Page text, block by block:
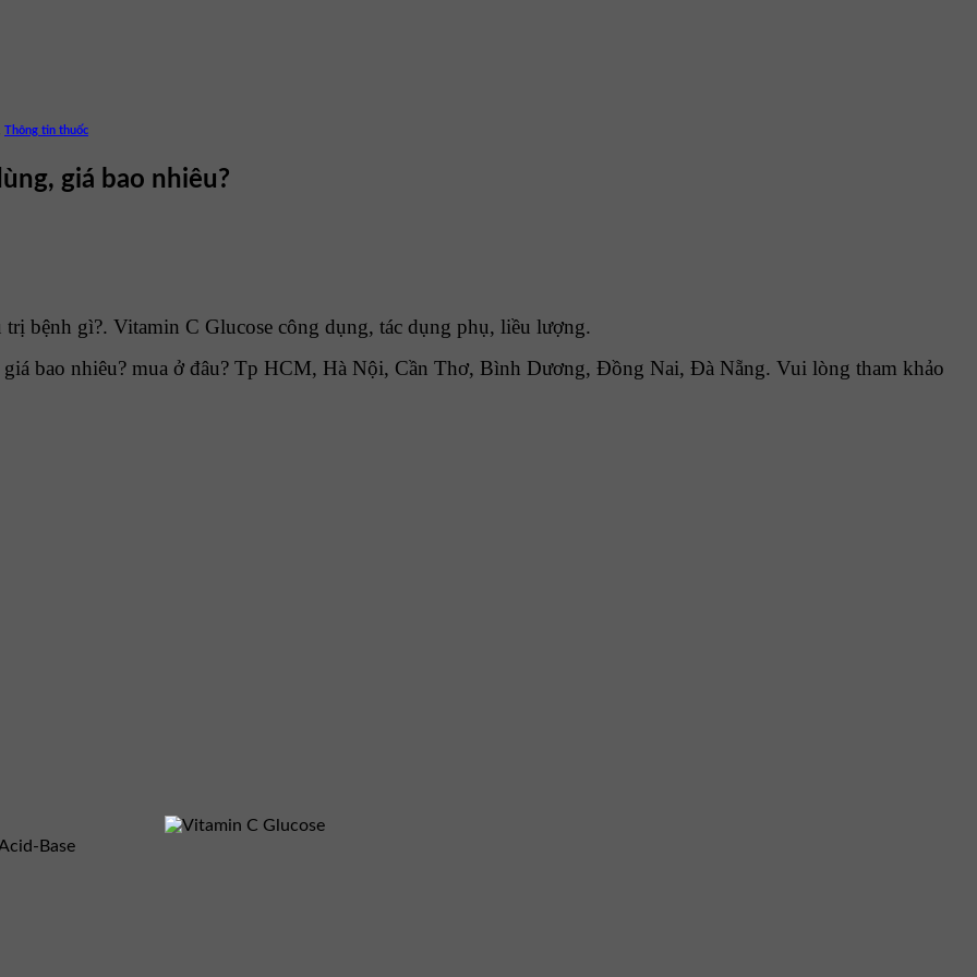
Thông tin thuốc
giá bao nhiêu?
bệnh gì?. Vitamin C Glucose công dụng, tác dụng phụ, liều lượng.
bao nhiêu? mua ở đâu? Tp HCM, Hà Nội, Cần Thơ, Bình Dương, Đồng Nai, Đà Nẵng. Vui lòng tham khảo
Base